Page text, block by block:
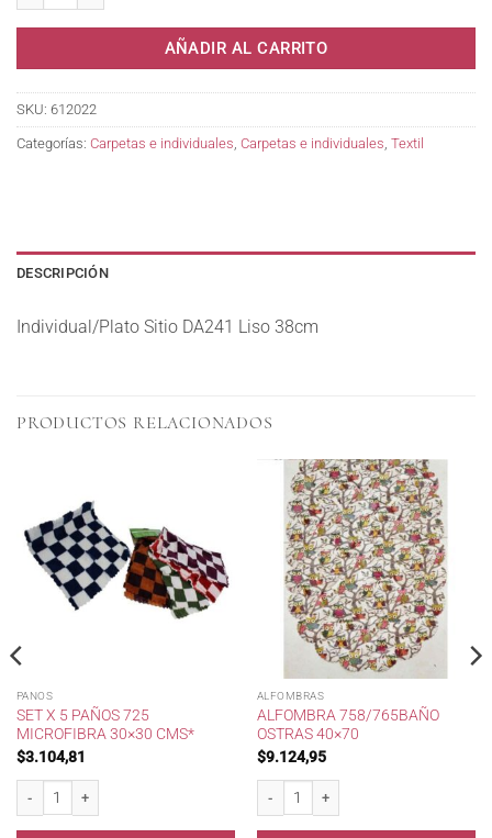
AÑADIR AL CARRITO
SKU: 612022
Categorías: Carpetas e individuales Carpetas e individuales Textil
DESCRIPCIÓN
Individual/Plato Sitio DA241 Liso 38cm
PRODUCTOS RELACIONADOS
PANOS
SET X 5 PAÑOS 725
MICROFIBRA 30×30 CMS*
$3.104,81
ALFOMBRAS
ALFOMBRA 758/765BAÑO
OSTRAS 40×70
$9.124,95